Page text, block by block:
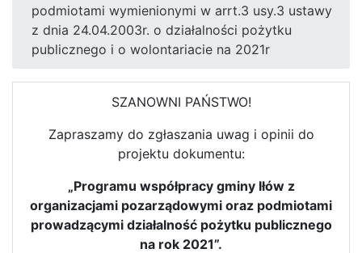
podmiotami wymienionymi w arrt.3 usy.3 ustawy
z dnia 24.04.2003r. o działalności pożytku
publicznego i o wolontariacie na 2021r
SZANOWNI PAŃSTWO!
Zapraszamy do zgłaszania uwag i opinii do
projektu dokumentu:
„Programu współpracy gminy Iłów z
organizacjami pozarządowymi oraz podmiotami
prowadzącymi działalność pożytku publicznego
na rok 2021”.